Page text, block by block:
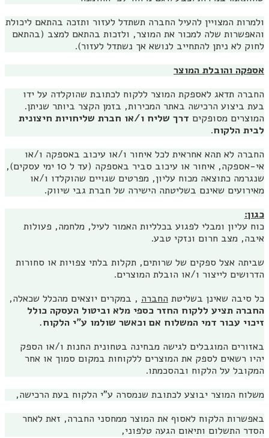
ולמרות המצויין להעיל החברה תשתדל לעזור ותזכה בהתאם ליכולת
והאפשרות שלה למכור את המוצר, ולזכות בהתאם למצב (בהתאם
לחוק לא ניתן להתחייב לנושא אך נשתדל לעזור).
אספקה והובלת המוצר
החברה תדאג לאספקת המוצר ללקוח לכתובת שהוקלדה על ידו
בעת ביצוע הרכישה באתר המכירות, בזמן הקצר ביותר שניתן.
המוצרים מסופקים דרך שליח ו/או חברת שליחויות חיצונית
לבית הלקוח.
החברה לא תהא אחראית לכל איחור ו/או עיכוב באספקה ו/או
אי-אספקה, איחור או עיכוב סביר באספקה (עד ל 10 ימי עסקים),
שנגרמה כתוצאה מכוח עליון, מפרטים שגויים שהוקלדו ו/או
מאירועים שאינם בשליטתה הישירה של חברת גבי שיווק.
כגון:
כוח עליון ומבלי לפגוע בכלליות האמור לעיל, מלחמה, פעולות
איבה, מצב חרום ונזקי טבע.
שביתה אצל ספקים של שרותים, תקלות בלתי צפויות או סחורות
הדרושים לייצור ו/או הובלת המוצרים.
כל סיבה שאינן בשליטת החברה , במקרים יוצאים מהכלל שכאלה,
החברה תציע ללקוח החזר כספי מלא וביטול העסקה כולל
זיכוי עבור דמי המשלוח אם וכאשר שולמו ע"י הלקוח.
באזורים המוגבלים לגישה מבחינה בטחונית החנות ו/או הספק
יהיו רשאים לספק את המוצרים ללקוחות במקום סמוך או אחר
המקובל על הלקוח ובהסכמתו.
משלוח המוצר יבוצע לכתובת שנמסרה ע"י הלקוח בעת הרכישה,
באפשרות הלקוח לאסוף את המוצר ממחסני החברה, זאת לאחר
הסדר התשלום ותיאום הגעה טלפוני,